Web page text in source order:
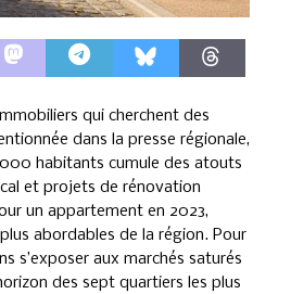
qui cherchent des
dans la presse régionale,
habitants cumule des atouts
et projets de rénovation
un appartement en 2023,
abordables de la région. Pour
s’exposer aux marchés saturés
des sept quartiers les plus